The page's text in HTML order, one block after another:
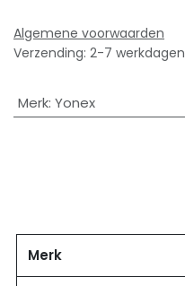
Algemene voorwaarden
Verzending: 2-7 werkdagen
Merk: Yonex
Merk